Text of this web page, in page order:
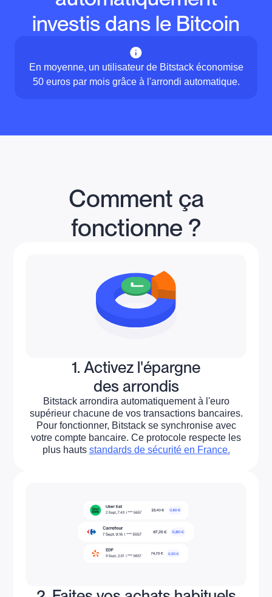
investis dans le Bitcoin
En moyenne, un utilisateur de Bitstack économise
50 euros par mois grâce à l'arrondi automatique.
Comment ça
fonctionne ?
1. Activez l'épargne
des arrondis
Bitstack arrondira automatiquement à l'euro
supérieur chacune de vos transactions bancaires.
Pour fonctionner, Bitstack se synchronise avec
votre compte bancaire. Ce protocole respecte les
plus hauts standards de sécurité en France.